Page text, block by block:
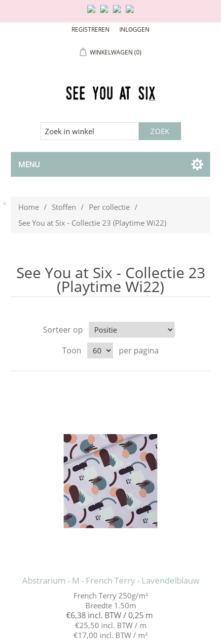
REGISTREREN INLOGGEN
WINKELWAGEN (0)
MENU
Home / Stoffen / Per collectie /
See You at Six - Collectie 23 (Playtime Wi22)
See You at Six - Collectie 23
(Playtime Wi22)
Sorteer op
Toon
per pagina
Abstrarium - M - French Terry - Lavendelblauw
French Terry 250g/m²
Breedte 1.50m
€6,38 incl. BTW / 0,25 m
€25,50 incl. BTW / m
€17,00 incl. BTW / m²